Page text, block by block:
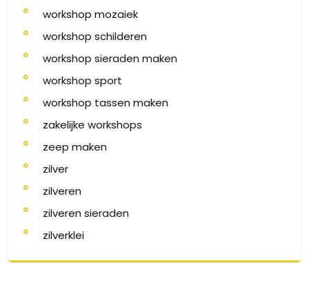
workshop mozaiek
workshop schilderen
workshop sieraden maken
workshop sport
workshop tassen maken
zakelijke workshops
zeep maken
zilver
zilveren
zilveren sieraden
zilverklei